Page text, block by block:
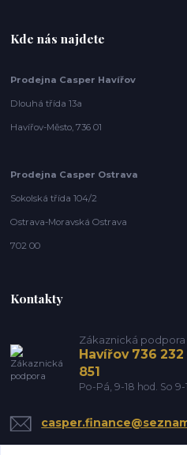
Kde nás najdete
Prodejna Casper Havířov
Dlouhá třída 13a
Havířov-Město, 736 01
Prodejna Casper Ostrava
Sokolská třída 104/2
Ostrava-Moravská Ostrava
702 00
Kontakty
Zákaznická podpora
Havířov 736
851
Po-Pá, 9-18 hod. So 9-